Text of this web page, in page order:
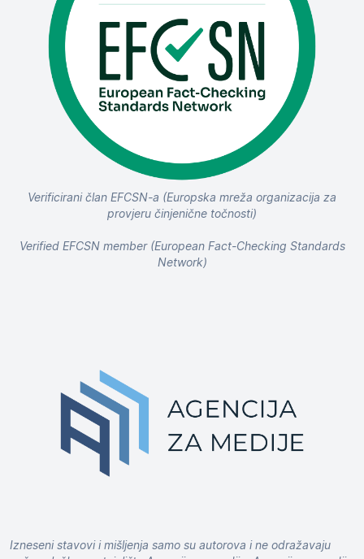
Verificirani član EFCSN-a (Europska mreža organizacija za
provjeru činjenične točnosti)
Verified EFCSN member (European Fact-Checking Standards
Network)
Izneseni stavovi i mišljenja samo su autorova i ne odražavaju